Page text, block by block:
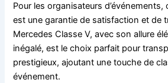
Pour les organisateurs d’événements,
est une garantie de satisfaction et de
Mercedes Classe V, avec son allure
inégalé, est le choix parfait pour
prestigieux, ajoutant une touche de
événement.